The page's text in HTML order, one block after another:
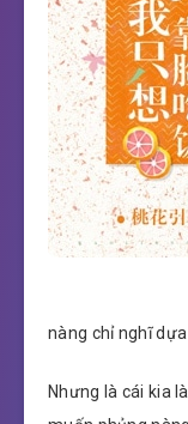
nàng chỉ nghĩ
Nhưng là cái kia